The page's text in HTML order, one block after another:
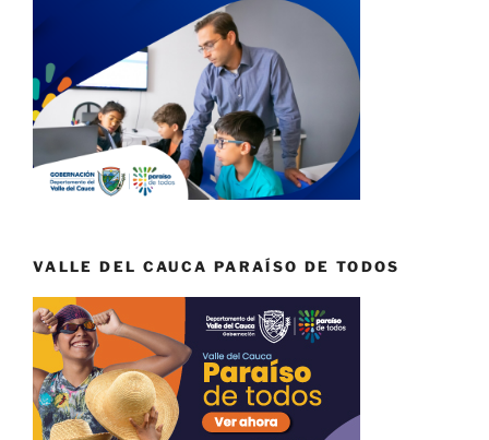
VALLE DEL CAUCA PARAÍSO DE TODOS